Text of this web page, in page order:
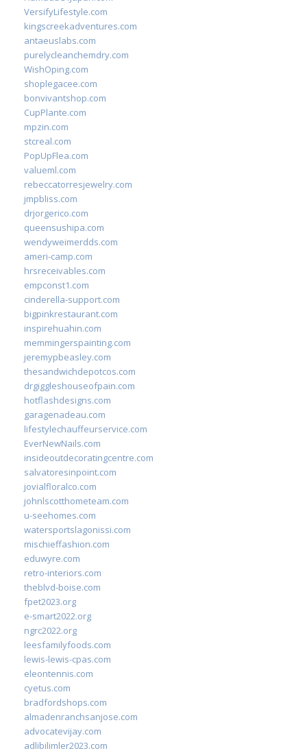
VersifyLifestyle.com
kingscreekadventures.com
antaeuslabs.com
purelycleanchemdry.com
WishOping.com
shoplegacee.com
bonvivantshop.com
CupPlante.com
mpzin.com
stcreal.com
PopUpFlea.com
valueml.com
rebeccatorresjewelry.com
jmpbliss.com
drjorgerico.com
queensushipa.com
wendyweimerdds.com
ameri-camp.com
hrsreceivables.com
empconst1.com
cinderella-support.com
bigpinkrestaurant.com
inspirehuahin.com
memmingerspainting.com
jeremypbeasley.com
thesandwichdepotcos.com
drgiggleshouseofpain.com
hotflashdesigns.com
garagenadeau.com
lifestylechauffeurservice.com
EverNewNails.com
insideoutdecoratingcentre.com
salvatoresinpoint.com
jovialfloralco.com
johnlscotthometeam.com
u-seehomes.com
watersportslagonissi.com
mischieffashion.com
eduwyre.com
retro-interiors.com
theblvd-boise.com
fpet2023.org
e-smart2022.org
ngrc2022.org
leesfamilyfoods.com
lewis-lewis-cpas.com
eleontennis.com
cyetus.com
bradfordshops.com
almadenranchsanjose.com
advocatevijay.com
adlibilimler2023.com